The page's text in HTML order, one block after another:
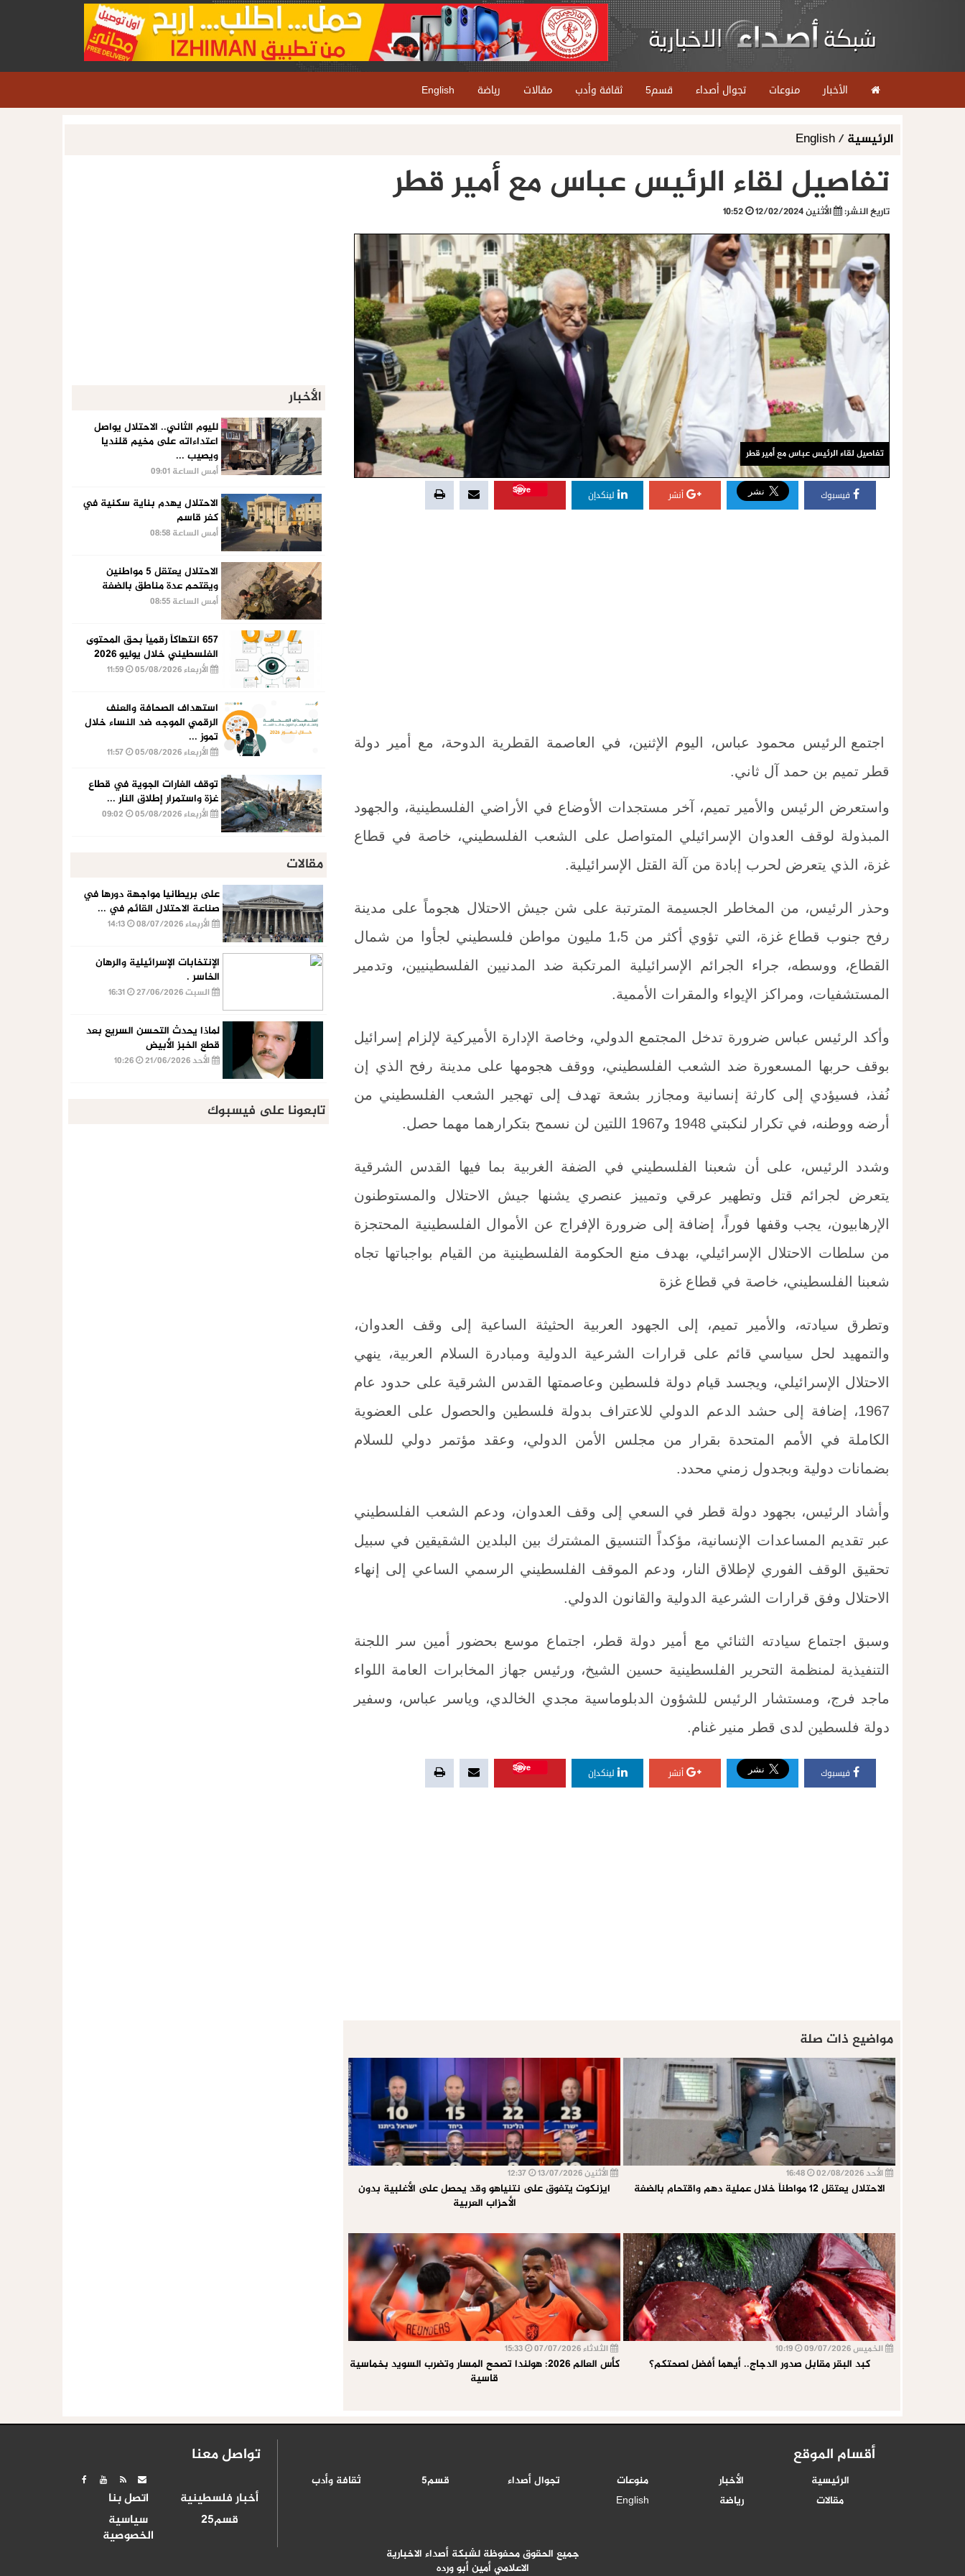
الأخبار منوعات تجوال أصداء قسم5 ثقافة وأدب مقالات رياضة English
الرئيسية/
تفاصيل لقاء الرئيس عباس مع أمير قطر
تاريخ النشر: الأثنين 12/02/2024
تفاصيل لقاء الرئيس عباس مع أمير قطر
فيسبوك أنشر لينكدإن
Save
اجتمع الرئيس محمود عباس، اليوم الإثنين، في العاصمة القطرية الدوحة، مع أمير دولة
قطر تميم بن حمد آل ثاني.
واستعرض الرئيس والأمير تميم، آخر مستجدات الأوضاع في الأراضي الفلسطينية، والجهود
المبذولة لوقف العدوان الإسرائيلي المتواصل على الشعب الفلسطيني، خاصة في قطاع
غزة، الذي يتعرض لحرب إبادة من آلة القتل الإسرائيلية.
وحذر الرئيس، من المخاطر الجسيمة المترتبة على شن جيش الاحتلال هجوماً على مدينة
رفح جنوب قطاع غزة، التي تؤوي أكثر من 1،5 مليون مواطن فلسطيني لجأوا من شمال
القطاع، ووسطه، جراء الجرائم الإسرائيلية المرتكبة ضد المدنيين الفلسطينيين، وتدمير
المستشفيات، ومراكز الإيواء والمقرات الأممية.
وأكد الرئيس عباس ضرورة تدخل المجتمع الدولي، وخاصة الإدارة الأميركية لإلزام إسرائيل
بوقف حربها المسعورة ضد الشعب الفلسطيني، ووقف هجومها على مدينة رفح الذي إن
نُفذ، فسيؤدي إلى كارثة إنسانية ومجازر بشعة تهدف إلى تهجير الشعب الفلسطيني من
أرضه ووطنه، في تكرار لنكبتي 1948 و1967 اللتين لن نسمح بتكرارهما مهما حصل.
وشدد الرئيس، على أن شعبنا الفلسطيني في الضفة الغربية بما فيها القدس الشرقية
يتعرض لجرائم قتل وتطهير عرقي وتمييز عنصري يشنها جيش الاحتلال والمستوطنون
الإرهابيون، يجب وقفها فوراً، إضافة إلى ضرورة الإفراج عن الأموال الفلسطينية المحتجزة
من سلطات الاحتلال الإسرائيلي، بهدف منع الحكومة الفلسطينية من القيام بواجباتها تجاه
شعبنا الفلسطيني، خاصة في قطاع غزة
وتطرق سيادته، والأمير تميم، إلى الجهود العربية الحثيثة الساعية إلى وقف العدوان،
والتمهيد لحل سياسي قائم على قرارات الشرعية الدولية ومبادرة السلام العربية، ينهي
الاحتلال الإسرائيلي، ويجسد قيام دولة فلسطين وعاصمتها القدس الشرقية على حدود عام
1967، إضافة إلى حشد الدعم الدولي للاعتراف بدولة فلسطين والحصول على العضوية
الكاملة في الأمم المتحدة بقرار من مجلس الأمن الدولي، وعقد مؤتمر دولي للسلام
بضمانات دولية وبجدول زمني محدد.
وأشاد الرئيس، بجهود دولة قطر في السعي إلى وقف العدوان، ودعم الشعب الفلسطيني
عبر تقديم المساعدات الإنسانية، مؤكداً التنسيق المشترك بين البلدين الشقيقين في سبيل
تحقيق الوقف الفوري لإطلاق النار، ودعم الموقف الفلسطيني الرسمي الساعي إلى إنهاء
الاحتلال وفق قرارات الشرعية الدولية والقانون الدولي.
وسبق اجتماع سيادته الثنائي مع أمير دولة قطر، اجتماع موسع بحضور أمين سر اللجنة
التنفيذية لمنظمة التحرير الفلسطينية حسين الشيخ، ورئيس جهاز المخابرات العامة اللواء
ماجد فرج، ومستشار الرئيس للشؤون الدبلوماسية مجدي الخالدي، وياسر عباس، وسفير
دولة فلسطين لدى قطر منير غنام.
فيسبوك أنشر لينكدإن
Save
مواضيع ذات صلة
الأحد 02/08/2026
الاحتلال يعتقل 12 مواطناً خلال عملية دهم واقتحام بالضفة
الأثنين 13/07/2026
ايزنكوت يتفوق على نتنياهو وقد يحصل على الأغلبية بدون
الأحزاب العربية
الخميس 09/07/2026
كبد البقر مقابل صدور الدجاج.. أيهما أفضل لصحتكم؟
الثلاثاء 07/07/2026
كأس العالم 2026: هولندا تصحح المسار وتضرب السويد بخماسية
قاسية
الأخبار
لليوم الثاني.. الاحتلال يواصل
اعتداءاته على مخيم قلنديا
ويصيب ...
أمس الساعة 09:01
الاحتلال يهدم بناية سكنية في
كفر قاسم
أمس الساعة 08:58
الاحتلال يعتقل 5 مواطنين
ويقتحم عدة مناطق بالضفة
أمس الساعة 08:55
657 انتهاكاً رقمياً بحق المحتوى
الفلسطيني خلال يوليو 2026
الأربعاء 05/08/2026
استهداف الصحافة والعنف
الرقمي الموجه ضد النساء خلال
تموز ...
الأربعاء 05/08/2026
توقف الغارات الجوية في قطاع
غزة واستمرار إطلاق النار ...
الأربعاء 05/08/2026
مقالات
على بريطانيا مواجهة دورها في
صناعة الاحتلال القائم في ...
الأربعاء 08/07/2026
الإنتخابات الإسرائيلية والرهان
الخاسر .
السبت 27/06/2026
لماذا يحدث التحسن السريع بعد
قطع الخبز الأبيض
الأحد 21/06/2026
تابعونا على فيسبوك
أقسام الموقع
الرئيسية الأخبار منوعات تجوال أصداء قسم5
ثقافة وأدب
مقالات
رياضة English
تواصل معنا
أخبار فلسطينية
اتصل بنا
قسم25
سياسية
الخصوصية
جميع الحقوق محفوظة لشبكة أصداء الاخبارية
الاعلامي أمين أبو ورده